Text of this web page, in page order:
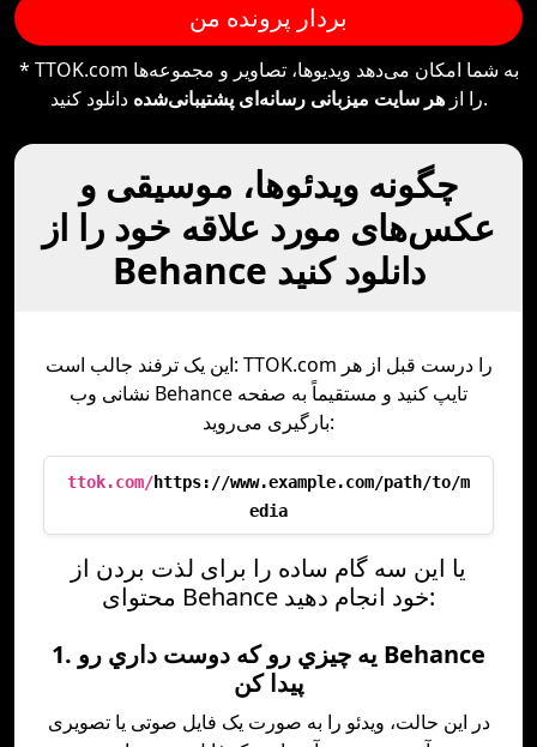
بردار پرونده من
* TTOK.com به شما امکان می‌دهد ویدیوها، تصاویر و مجموعه‌ها
را ازهر سایت میزبانی رسانه‌ای پشتیبانی‌شده دانلود کنید.
چگونه ویدئوها، موسیقی و
عکس‌های مورد علاقه خود را از
Behance دانلود کنید
این یک ترفند جالب است: TTOK.com را درست قبل از هر
نشانی وب Behance تایپ کنید و مستقیماً به صفحه
بارگیری می‌روید:
ttok.com/https://www.example.com/path/to/m
edia
یا این سه گام ساده را برای لذت بردن از
محتوای Behance خود انجام دهید:
1. يه چيزي رو که دوست داري رو Behance
پيدا کن
در این حالت، ویدئو را به صورت یک فایل صوتی یا تصویری